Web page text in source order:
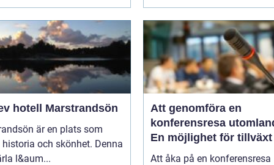
hotell Marstrandsön
är en plats som
och skönhet. Denna
l&aum...
Att genomföra en
konferensresa
En möjlighet för
samarbete
Att åka på en konferensresa